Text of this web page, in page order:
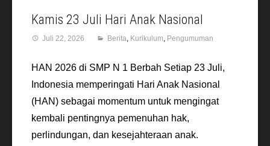
Kamis 23 Juli Hari Anak Nasional
Juli 22, 2026 Berita, Kurikulum, Pengumuman
HAN 2026 di SMP N 1 Berbah Setiap 23 Juli,
Indonesia memperingati Hari Anak Nasional
(HAN) sebagai momentum untuk mengingat
kembali pentingnya pemenuhan hak,
perlindungan, dan kesejahteraan anak.